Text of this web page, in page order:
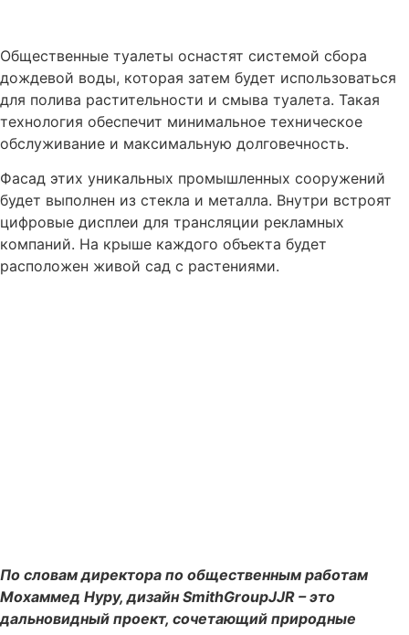
Общественные туалеты оснастят системой сбора
дождевой воды, которая затем будет использоваться
для полива растительности и смыва туалета. Такая
технология обеспечит минимальное техническое
обслуживание и максимальную долговечность.
Фасад этих уникальных промышленных сооружений
будет выполнен из стекла и металла. Внутри встроят
цифровые дисплеи для трансляции рекламных
компаний. На крыше каждого объекта будет
расположен живой сад с растениями.
По словам директора по общественным работам
Мохаммед Нуру, дизайн SmithGroupJJR – это
дальновидный проект, сочетающий природные